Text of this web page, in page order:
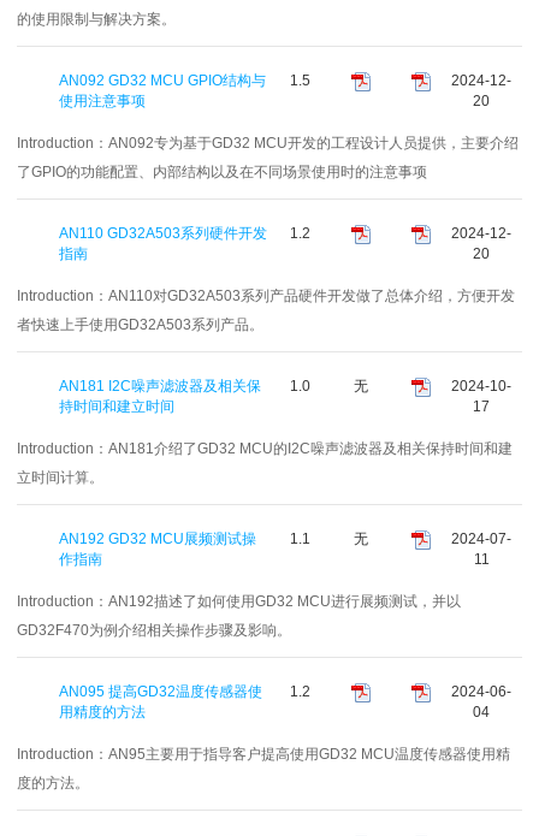
的使用限制与解决方案。
AN092 GD32 MCU GPIO结构与
使用注意事项
1.5
2024-12-
20
Introduction： AN092专为基于GD32 MCU开发的工程设计人员提供，主要介绍
了GPIO的功能配置、内部结构以及在不同场景使用时的注意事项
AN110 GD32A503系列硬件开发
指南
1.2
2024-12-
20
Introduction： AN110对GD32A503系列产品硬件开发做了总体介绍，方便开发
者快速上手使用GD32A503系列产品。
AN181 I2C噪声滤波器及相关保
持时间和建立时间
1.0 无
2024-10-
17
Introduction： AN181介绍了GD32 MCU的I2C噪声滤波器及相关保持时间和建
立时间计算。
AN192 GD32 MCU展频测试操
作指南
1.1 无
2024-07-
11
Introduction： AN192描述了如何使用GD32 MCU进行展频测试，并以
GD32F470为例介绍相关操作步骤及影响。
AN095 提高GD32温度传感器使
用精度的方法
1.2
2024-06-
04
Introduction： AN95主要用于指导客户提高使用GD32 MCU温度传感器使用精
度的方法。